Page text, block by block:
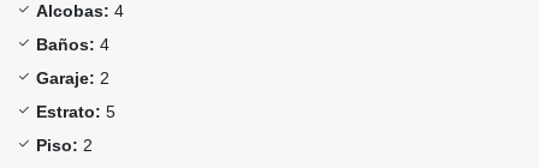
Alcobas: 4
Baños: 4
Garaje: 2
Estrato: 5
Piso: 2